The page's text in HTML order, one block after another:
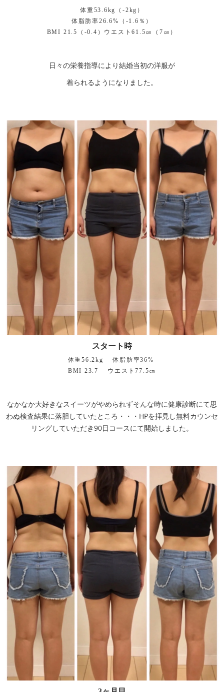
体重53.6kg（-2kg）
体脂肪率26.6%（-1.6％）
BMI 21.5（-0.4）ウエスト61.5㎝（7㎝）
日々の栄養指導により結婚当初の洋服が
着られるようになりました。
スタート時
体重56.2kg 体脂肪率36%
BMI 23.7 ウエスト77.5㎝
なかなか大好きなスイーツがやめられずそんな時に健康診断にて思
わぬ検査結果に落胆していたところ・・・HPを拝見し無料カウンセ
リングしていただき90日コースにて開始しました。